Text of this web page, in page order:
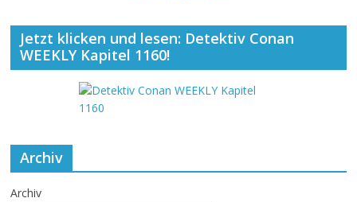
Jetzt klicken und lesen: Detektiv Conan
WEEKLY Kapitel 1160!
Archiv
Archiv